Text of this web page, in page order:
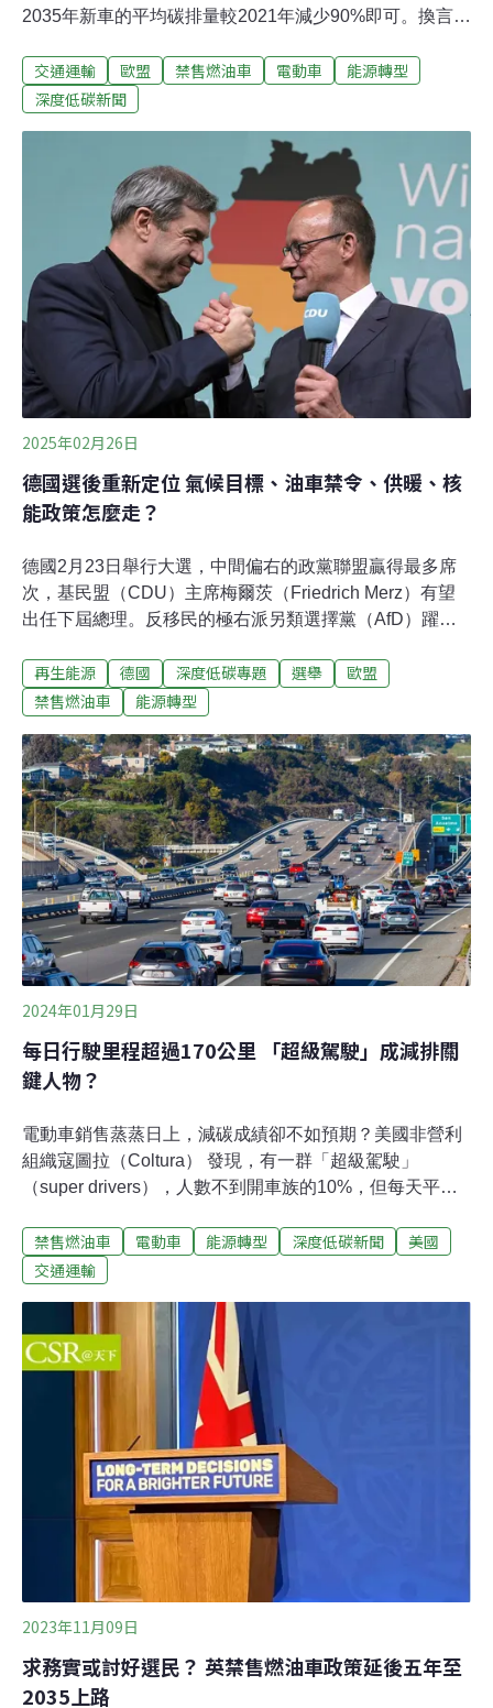
2035年新車的平均碳排量較2021年減少90%即可。換言
氫能車或油車。增加油電車與油車銷售彈性歐盟執委會提
案放寬禁售燃油車政策，主因是歐洲汽車大廠擔心影響產
廠福斯（Volkswagen）剛宣布，16日起德勒斯登
（Dresden）廠停產，這是福斯88年來首度關閉德國工
廠。《彭博》指出，這項政策提案，對於深陷經營困境的
歐洲汽車產業來說，無疑是在耶誕節前夕收到的一份「大
禮」。《路透社》引述，德國BMW樂見禁令鬆綁，稱歐盟
終於看見燃油車在未來的可行性。賓士（Mercedes-
Benz）也稱歐盟執委會朝向「技術中立」與「靈活性」邁
出了正確的一步，並正視歐洲電動車市場成長停滯的現
實。為了抵銷新增的排
交通運輸 歐盟 禁售燃油車 電動車
能源轉型
深度低碳新聞
2025年02月26日
德國選後重新定位 氣候目標、油車禁令、供暖、核
能政策怎麼走？
德國2月23日舉行大選，中間偏右的政黨聯盟贏得最多席
次，基民盟（CDU）主席梅爾茨（Friedrich Merz）有望
出任下屆總理。反移民的極右派另類選擇黨（AfD）躍居
梅爾茨強調市場經濟、主張加強邊境與移民管制、降低能
源價格，取消禁售燃油車禁令、對核能立場也較寬鬆。不
選舉承諾仍有變數。德國政治光譜向右移德國是歐盟人口
最多的國家，這次大選將決定630席的聯邦議員，再由議
員投票決定下屆總理。基民/基社盟（CDU/CSU）以超過
28%的選票位居第一，與川普一樣反對移民、否認氣候變
遷的另類選擇黨拿下21%，較上屆多了一倍。現任執政
黨、中間偏右的社民黨（SPD）得票創下新低，跌至第
三。在德國的選舉中，單一政黨很難獲得絕對多數，因此
需要多黨共組聯合政府。梅爾茨勝選後隨即重申不與極右
派組閣，排除AfD，
再生能源 德國 深度低碳專題 選舉
歐盟
禁售燃油車
能源轉型
2024年01月29日
每日行駛里程超過170公里 「超級駕駛」成減排關
鍵人物？
電動車銷售蒸蒸日上，減碳成績卻不如預期？美國非營利
組織寇圖拉（Coltura） 發現，有一群「超級駕駛」
（super drivers），人數不到開車族的10%，但每天平均
圖拉指出，他們大多買不起電動車，政府換車獎勵應「對
症下藥」，才能更快看到成效。根據寇圖拉，美國輕型車
10%，人數約2100萬人。看起來不多，每年卻用掉近1500
億公升的汽油，占輕型車汽油消耗量的35%。報告發現，
一般駕駛（扣除超級駕駛）年平均開車1.4萬公里，消耗
1484公升汽油。但超級駕駛每年要開到6.5萬公里，用掉
7173公升汽油，油耗是一般駕駛的4.8倍。統計發現，
57.7％的超級駕駛住在鄉村或小鎮，9%住在大城，其餘住
在中大型都市或郊區。他們多數是小型商家或中低收入族
群，有些因工作須長距離開車，有
禁售燃油車 電動車 能源轉型 深度低碳新聞
美國
交通運輸
2023年11月09日
求務實或討好選民？ 英禁售燃油車政策延後五年至
2035上路